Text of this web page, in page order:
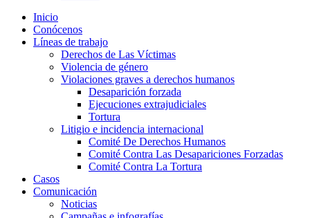
Inicio
Conócenos
Líneas de trabajo
Derechos de Las Víctimas
Violencia de género
Violaciones graves a derechos humanos
Desaparición forzada​
Ejecuciones extrajudiciales
Tortura
Litigio e incidencia internacional
Comité De Derechos Humanos​
Comité Contra Las Desapariciones Forzadas
Comité Contra La Tortura​
Casos
Comunicación
Noticias